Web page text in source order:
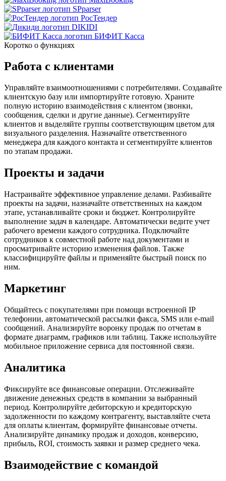
SPparser
РосТендер
DIKIDI
БИФИТ Касса
Коротко о функциях
Работа с клиентами
Управляйте взаимоотношениями с потребителями. Создавайте
клиентскую базу или импортируйте готовую. Храните
полную историю взаимодействия с клиентом (звонки,
сообщения, сделки и другие данные). Сегментируйте
клиентов и выделяйте группы соответствующим цветом для
визуального разделения. Назначайте ответственного
менеджера для каждого контакта и сегментируйте клиентов
по этапам продажи.
Проекты и задачи
Настраивайте эффективное управление делами. Разбивайте
проекты на задачи, назначайте ответственных на каждом
этапе, устанавливайте сроки и бюджет. Контролируйте
выполнение задач в календаре. Автоматически ведите учет
рабочего времени каждого сотрудника. Подключайте
сотрудников к совместной работе над документами и
просматривайте историю изменения файлов. Также
классифицируйте файлы и применяйте быстрый поиск по
ним.
Маркетинг
Общайтесь с покупателями при помощи встроенной IP
телефонии, автоматической рассылки факса, SMS или e-mail
сообщений. Анализируйте воронку продаж по отчетам в
формате диаграмм, графиков или таблиц. Также используйте
мобильное приложение сервиса для постоянной связи.
Аналитика
Фиксируйте все финансовые операции. Отслеживайте
движение денежных средств в компании за выбранный
период. Контролируйте дебиторскую и кредиторскую
задолженности по каждому контрагенту, выставляйте счета
для оплаты клиентам, формируйте финансовые отчеты.
Анализируйте динамику продаж и доходов, конверсию,
прибыль, ROI, стоимость заявки и размер среднего чека.
Взаимодействие с командой